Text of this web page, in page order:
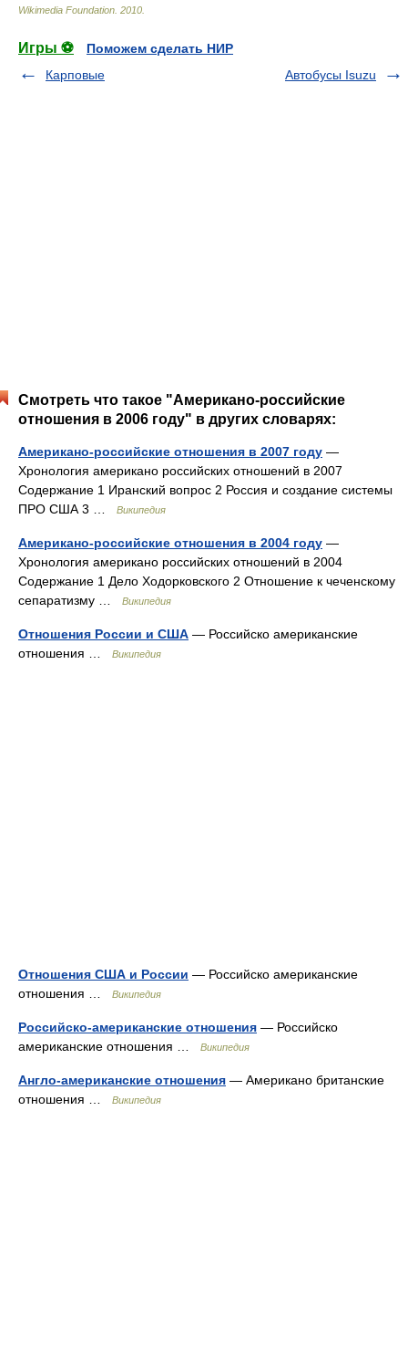
Wikimedia Foundation 2010
Игры ⚽
Поможем сделать НИР
Карповые
Автобусы Isuzu
Смотреть что такое "Американо-российские
отношения в 2006 году" в других словарях:
Американо-российские отношения в 2007 году —
Хронология американо российских отношений в 2007
Содержание 1 Иранский вопрос 2 Россия и создание системы
ПРО США 3 …
Википедия
Американо-российские отношения в 2004 году —
Хронология американо российских отношений в 2004
Содержание 1 Дело Ходорковского 2 Отношение к чеченскому
сепаратизму …
Википедия
Отношения России и США — Российско американские
отношения …
Википедия
Отношения США и России — Российско американские
отношения …
Википедия
Российско-американские отношения — Российско
американские отношения …
Википедия
Англо-американские отношения — Американо британские
отношения …
Википедия